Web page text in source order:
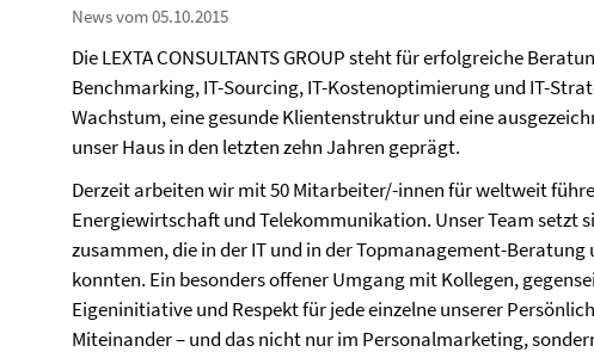
News vom 05.10.2015
Die LEXTA CONSULTANTS GROUP steht für erfolgreiche
Benchmarking, IT-Sourcing, IT-Kostenoptimierung und IT-
Wachstum, eine gesunde Klientenstruktur und eine
unser Haus in den letzten zehn Jahren geprägt.
Derzeit arbeiten wir mit 50 Mitarbeiter/-innen für weltweit
Energiewirtschaft und Telekommunikation. Unser Team setzt
zusammen, die in der IT und in der Topmanagement-
konnten. Ein besonders offener Umgang mit Kollegen,
Eigeninitiative und Respekt für jede einzelne unserer
Miteinander – und das nicht nur im Personalmarketing,